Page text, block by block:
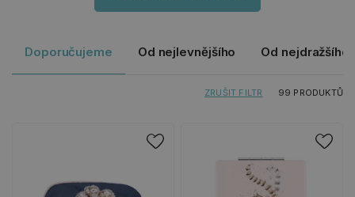
Doporučujeme Od nejlevnějšího Od nejdražšího
ZRUŠIT FILTR 99 PRODUKTŮ